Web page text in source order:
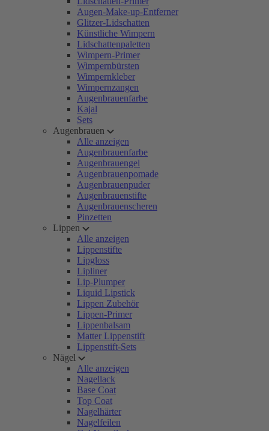
Augen-Make-up-Entferner
Glitzer-Lidschatten
Künstliche Wimpern
Lidschattenpaletten
Wimpern-Primer
Wimpernbürsten
Wimpernkleber
Wimpernzangen
Augenbrauenfarbe
Kajal
Sets
Augenbrauen
Alle anzeigen
Augenbrauenfarbe
Augenbrauengel
Augenbrauenpomade
Augenbrauenpuder
Augenbrauenstifte
Augenbrauenscheren
Pinzetten
Lippen
Alle anzeigen
Lippenstifte
Lipgloss
Lipliner
Lip-Plumper
Liquid Lipstick
Lippen Zubehör
Lippen-Primer
Lippenbalsam
Matter Lippenstift
Lippenstift-Sets
Nägel
Alle anzeigen
Nagellack
Base Coat
Top Coat
Nagelhärter
Nagelfeilen